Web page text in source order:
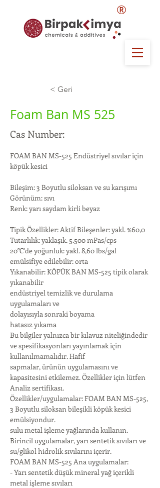
®
< Geri
Foam Ban MS 525
Cas Number:
FOAM BAN MS-525 Endüstriyel sıvılar için
köpük kesici
Bileşim: 3 Boyutlu siloksan ve su karışımı
Görünüm: sıvı
Renk: yarı saydam kirli beyaz
Tipik Özellikler: Aktif Bileşenler: yakl. %60,0
Tutarlılık: yaklaşık. 5.500 mPas/cps
20°C'de yoğunluk: yakl. 8,60 lbs/gal
emülsifiye edilebilir: orta
Yıkanabilir: KÖPÜK BAN MS-525 tipik olarak
yıkanabilir
endüstriyel temizlik ve durulama
uygulamaları ve
dolayısıyla sonraki boyama
hatasız yıkama
Bu bilgiler yalnızca bir kılavuz niteliğindedir
ve spesifikasyonları yayınlamak için
kullanılmamalıdır. Hafif
sapmalar, ürünün uygulamasını ve
kapasitesini etkilemez. Özellikler için lütfen
Analiz sertifikası.
Özellikler/uygulamalar: FOAM BAN MS-525,
3 Boyutlu siloksan bileşikli köpük kesici
emülsiyondur.
sulu metal işleme yağlarında kullanın.
Birincil uygulamalar, yarı sentetik sıvıları ve
su/glikol hidrolik sıvılarını içerir.
FOAM BAN MS-525 Ana uygulamalar:
- Yarı sentetik düşük mineral yağ içerikli
metal işleme sıvıları